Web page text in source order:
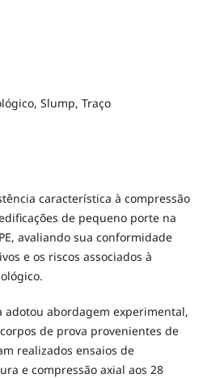
Slump, Traço
característica à compressão
de pequeno porte na
avaliando sua conformidade
e os riscos associados à
adotou abordagem experimental,
de prova provenientes de
realizados ensaios de
e compressão axial aos 28